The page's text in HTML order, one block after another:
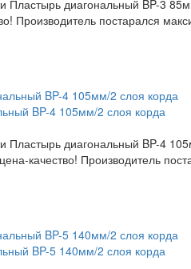
Пластырь диагональный BP-3
Производитель постарался
BP-4 105мм/2 слоя корда
Пластырь диагональный BP-4
качество! Производитель
BP-5 140мм/2 слоя корда